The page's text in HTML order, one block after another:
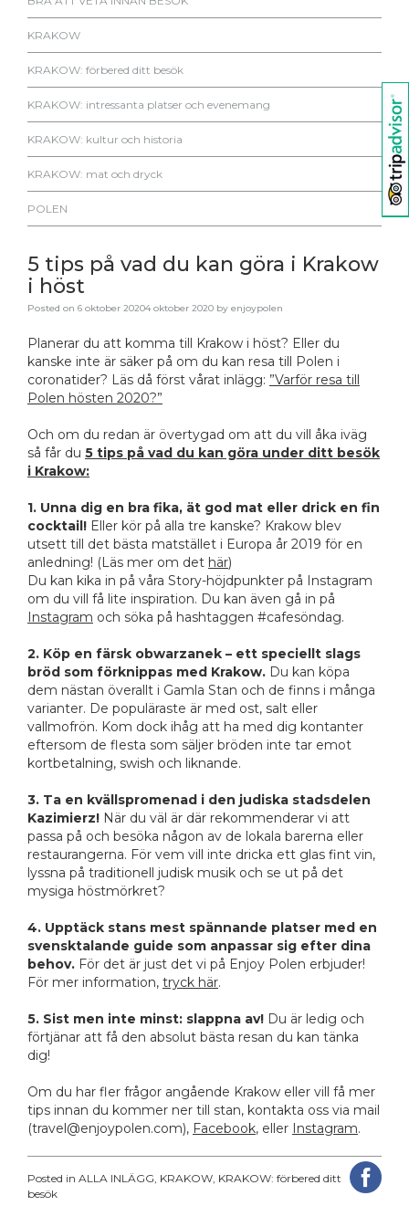
KRAKOW
KRAKOW: förbered ditt besök
KRAKOW: intressanta platser och evenemang
KRAKOW: kultur och historia
KRAKOW: mat och dryck
POLEN
5 tips på vad du kan göra i Krakow
i höst
Posted on 6 oktober 20204 oktober 2020 by enjoypolen
Planerar du att komma till Krakow i höst? Eller du
kanske inte är säker på om du kan resa till Polen i
coronatider? Läs då först vårat inlägg: ”Varför resa till
Polen hösten 2020?”
Och om du redan är övertygad om att du vill åka iväg
så får du 5 tips på vad du kan göra under ditt besök
i Krakow:
1. Unna dig en bra fika, ät god mat eller drick en fin
cocktail! Eller kör på alla tre kanske? Krakow blev
utsett till det bästa matstället i Europa år 2019 för en
anledning! (Läs mer om det här)
Du kan kika in på våra Story-höjdpunkter på Instagram
om du vill få lite inspiration. Du kan även gå in på
Instagram och söka på hashtaggen #cafesöndag.
2. Köp en färsk obwarzanek – ett speciellt slags
bröd som förknippas med Krakow. Du kan köpa
dem nästan överallt i Gamla Stan och de finns i många
varianter. De populäraste är med ost, salt eller
vallmofrön. Kom dock ihåg att ha med dig kontanter
eftersom de flesta som säljer bröden inte tar emot
kortbetalning, swish och liknande.
3. Ta en kvällspromenad i den judiska stadsdelen
Kazimierz! När du väl är där rekommenderar vi att
passa på och besöka någon av de lokala barerna eller
restaurangerna. För vem vill inte dricka ett glas fint vin,
lyssna på traditionell judisk musik och se ut på det
mysiga höstmörkret?
4. Upptäck stans mest spännande platser med en
svensktalande guide som anpassar sig efter dina
behov. För det är just det vi på Enjoy Polen erbjuder!
För mer information, tryck här.
5. Sist men inte minst: slappna av! Du är ledig och
förtjänar att få den absolut bästa resan du kan tänka
dig!
Om du har fler frågor angående Krakow eller vill få mer
tips innan du kommer ner till stan, kontakta oss via mail
(travel@enjoypolen.com), Facebook, eller Instagram.
Posted in ALLA INLÄGG KRAKOW KRAKOW: förbered ditt
besök